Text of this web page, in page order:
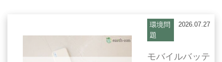
環境問
題
2026.07.27
モバイルバッテ